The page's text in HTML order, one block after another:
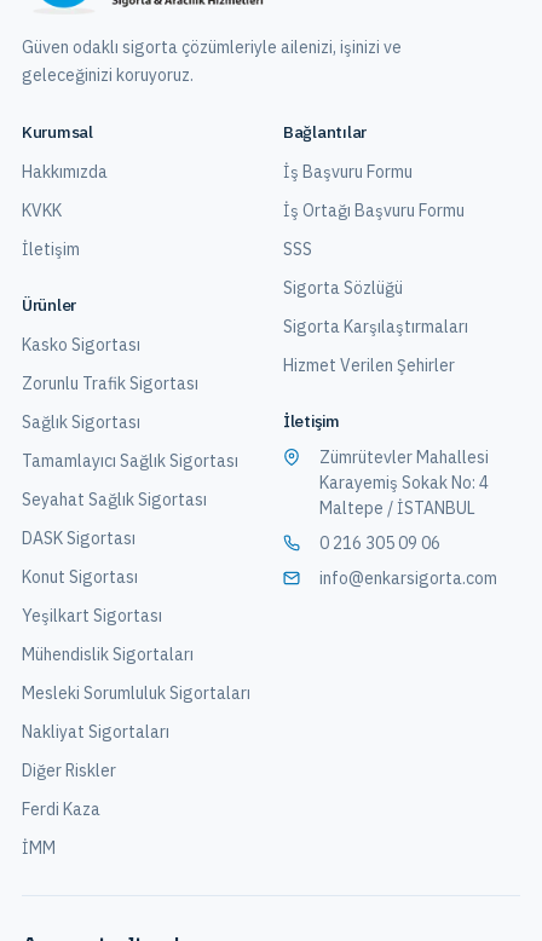
Güven odaklı sigorta çözümleriyle ailenizi, işinizi ve
geleceğinizi koruyoruz.
Kurumsal
Hakkımızda
KVKK
İletişim
Ürünler
Kasko Sigortası
Zorunlu Trafik Sigortası
Sağlık Sigortası
Tamamlayıcı Sağlık Sigortası
Seyahat Sağlık Sigortası
DASK Sigortası
Konut Sigortası
Yeşilkart Sigortası
Mühendislik Sigortaları
Mesleki Sorumluluk Sigortaları
Nakliyat Sigortaları
Diğer Riskler
Ferdi Kaza
İMM
Bağlantılar
İş Başvuru Formu
İş Ortağı Başvuru Formu
SSS
Sigorta Sözlüğü
Sigorta Karşılaştırmaları
Hizmet Verilen Şehirler
İletişim
Zümrütevler Mahallesi
Karayemiş Sokak No: 4
Maltepe / İSTANBUL
0 216 305 09 06
info@enkarsigorta.com